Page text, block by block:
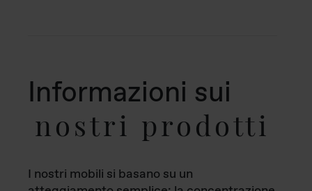
Informazioni sui
nostri prodotti
I nostri mobili si basano su un